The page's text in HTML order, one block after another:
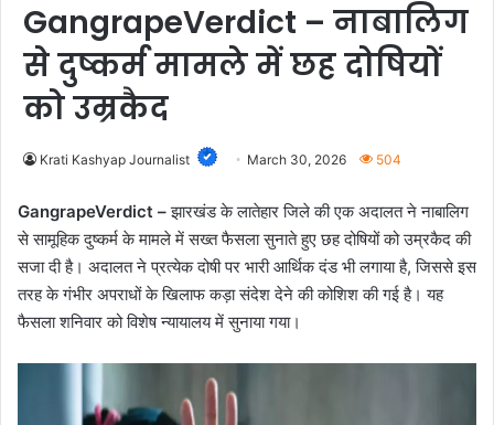
GangrapeVerdict – नाबालिग
से दुष्कर्म मामले में छह दोषियों
को उम्रकैद
Krati Kashyap Journalist March 30, 2026 504
GangrapeVerdict –झारखंड के लातेहार जिले की एक अदालत ने नाबालिग
से सामूहिक दुष्कर्म के मामले में सख्त फैसला सुनाते हुए छह दोषियों को उम्रकैद की
सजा दी है। अदालत ने प्रत्येक दोषी पर भारी आर्थिक दंड भी लगाया है, जिससे इस
तरह के गंभीर अपराधों के खिलाफ कड़ा संदेश देने की कोशिश की गई है। यह
फैसला शनिवार को विशेष न्यायालय में सुनाया गया।